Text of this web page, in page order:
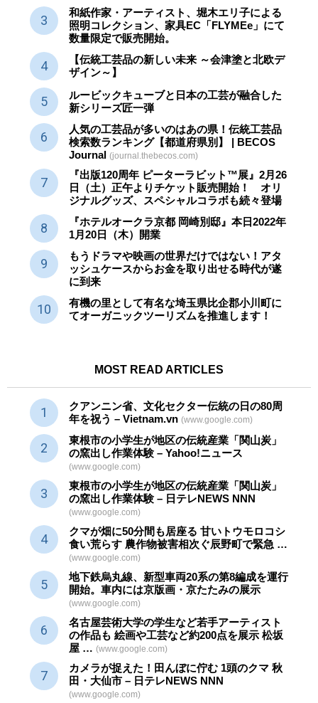
和紙作家・アーティスト、堀木エリ子による
照明コレクション、家具EC「FLYMEe」にて
数量限定で販売開始。
【伝統工芸品の新しい未来 ～会津塗と北欧デ
ザイン～】
ルービックキューブと日本の工芸が融合した
新シリーズ匠一弾
人気の工芸品が多いのはあの県！伝統工芸品
検索数ランキング【都道府県別】 | BECOS
Journal (journal.thebecos.com)
『出版120周年 ピーターラビット™展』2月26
日（土）正午よりチケット販売開始！ オリ
ジナルグッズ、スペシャルコラボも続々登場
『ホテルオークラ京都 岡崎別邸』本日2022年
1月20日（木）開業
もうドラマや映画の世界だけではない！アタ
ッシュケースからお金を取り出せる時代が遂
に到来
有機の里として有名な埼玉県比企郡小川町に
てオーガニックツーリズムを推進します！
MOST READ ARTICLES
クアンニン省、文化セクター伝統の日の80周
年を祝う – Vietnam.vn (www.google.com)
東根市の小学生が地区の伝統産業 「関山炭」
の窯出し作業体験 – Yahoo!ニュース
(www.google.com)
東根市の小学生が地区の伝統産業 「関山炭」
の窯出し作業体験 – 日テレNEWS NNN
(www.google.com)
クマが畑に50分間も居座る 甘いトウモロコシ
食い荒らす 農作物被害相次ぐ辰野町で緊急 …
(www.google.com)
地下鉄烏丸線、新型車両20系の第8編成を運行
開始。車内には京版画・京たたみの展示
(www.google.com)
名古屋芸術大学の学生など若手アーティスト
の作品も 絵画や工芸など約200点を展示 松坂
屋 … (www.google.com)
カメラが捉えた！田んぼに佇む 1頭のクマ 秋
田・大仙市 – 日テレNEWS NNN
(www.google.com)